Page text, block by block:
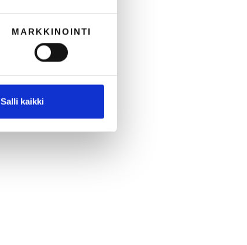
MARKKINOINTI
Salli kaikki